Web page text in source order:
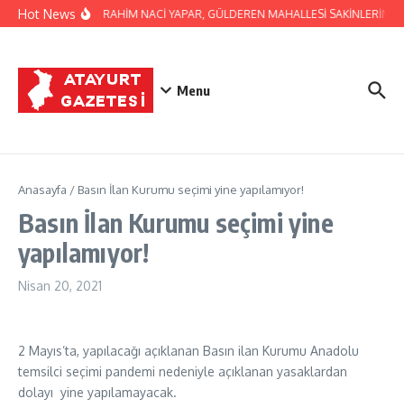
İçeriğe atla
Hot NewsBAŞKAN İBRAHİM NACİ YAPAR, GÜLDEREN MAHALLESİ SAKİNLERİNİ
Menu
Anasayfa / Basın İlan Kurumu seçimi yine yapılamıyor!
Basın İlan Kurumu seçimi yine
yapılamıyor!
Nisan 20, 2021
2 Mayıs’ta, yapılacağı açıklanan Basın ilan Kurumu Anadolu
temsilci seçimi pandemi nedeniyle açıklanan yasaklardan
dolayı yine yapılamayacak.